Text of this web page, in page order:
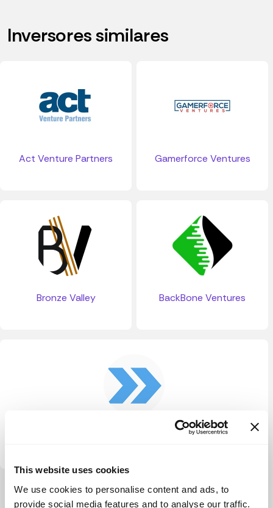
This website uses cookies
We use cookies to personalise content and ads, to
provide social media features and to analyse our traffic.
Inversores similares
Act Venture Partners Gamerforce Ventures
Bronze Valley BackBone Ventures
Accelerate Venture Partners
Ver más